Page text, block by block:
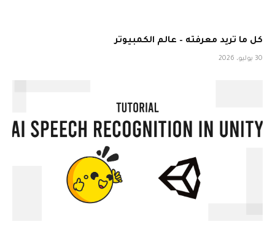
كل ما تريد معرفته – عالم الكمبيوتر
30 يوليو، 2026